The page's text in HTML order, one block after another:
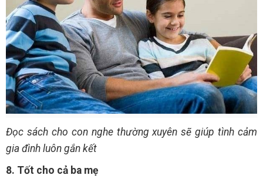
Đọc sách cho con nghe thường xuyên sẽ giúp tình cảm
gia đình luôn gắn kết
8. Tốt cho cả ba mẹ